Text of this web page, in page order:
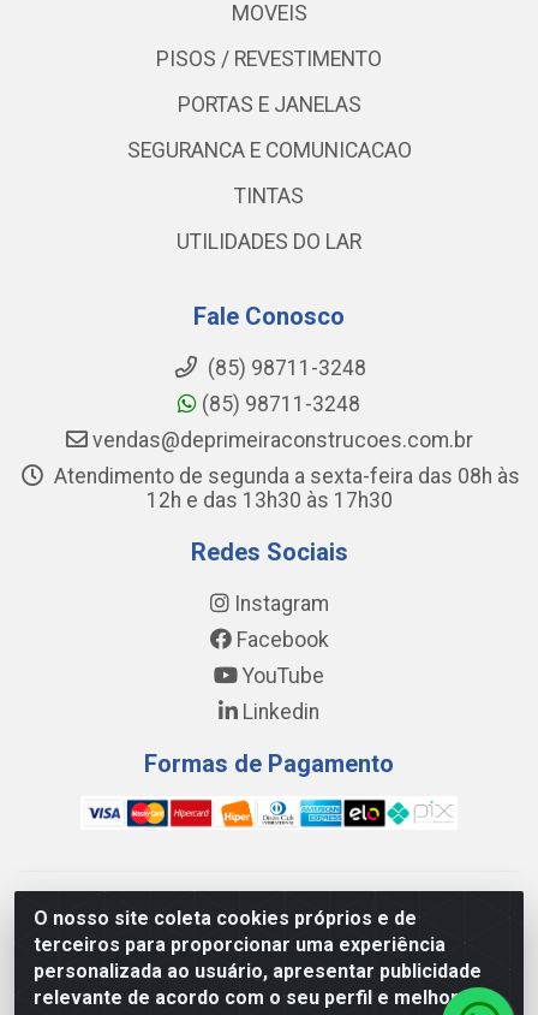
O nosso site coleta cookies próprios e de
terceiros para proporcionar uma experiência
personalizada ao usuário, apresentar publicidade
relevante de acordo com o seu perfil e melhorar a
MOVEIS
PISOS / REVESTIMENTO
PORTAS E JANELAS
SEGURANCA E COMUNICACAO
TINTAS
UTILIDADES DO LAR
Fale Conosco
(85) 98711-3248
(85) 98711-3248
vendas@deprimeiraconstrucoes.com.br
Atendimento de segunda a sexta-feira das 08h às
12h e das 13h30 às 17h30
Redes Sociais
Instagram
Facebook
YouTube
Linkedin
Formas de Pagamento
WING DISTRIBUIDORA COMÉRCIO E LOGÍSTICA DE MATERIAL
DE CONSTRUÇÕES LTDA - AV. DA INTEGRAÇÃO, 790 -
PATRÍCIA GOMES, CAUCAIA/CE - CEP 61.604-505 - CNPJ
17.523.384/0001-20